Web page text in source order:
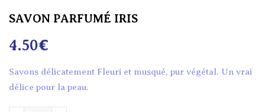
SAVON PARFUMÉ IRIS
4.50€
Savons délicatement Fleuri et musqué, pur végétal. Un vrai
délice pour la peau.